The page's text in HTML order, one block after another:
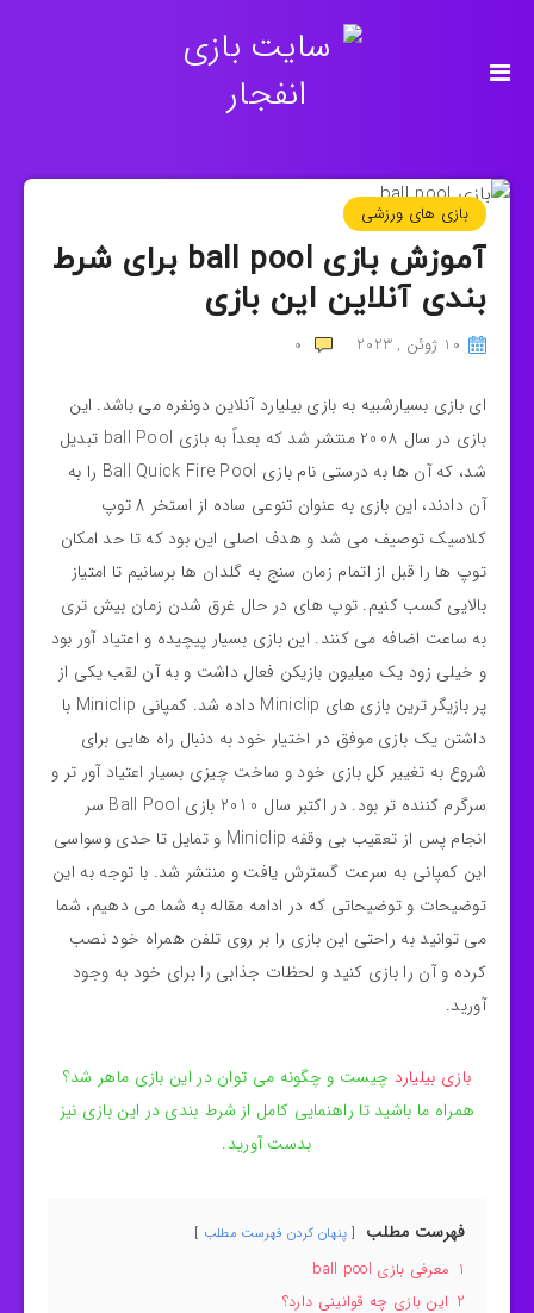
بازی های ورزشی
آموزش بازی ball pool برای شرط
بندی آنلاین این بازی
10 ژوئن , 2023 0
ای بازی بسیارشبیه به بازی بیلیارد آنلاین دونفره می باشد. این
بازی در سال 2008 منتشر شد که بعداً به بازی ball Pool تبدیل
شد، که آن ها به درستی نام بازی Ball Quick Fire Pool را به
آن دادند، این بازی به‌ عنوان تنوعی ساده از استخر 8 توپ
کلاسیک توصیف می شد و هدف اصلی این بود که تا حد امکان
توپ‌ ها را قبل از اتمام زمان‌ سنج به گلدان ها برسانیم تا امتیاز
بالایی کسب کنیم. توپ های در حال غرق شدن زمان بیش تری
به ساعت اضافه می کنند. این بازی بسیار پیچیده و اعتیاد آور بود
و خیلی زود یک میلیون بازیکن فعال داشت و به آن لقب یکی از
پر بازیگر ترین بازی‌ های Miniclip داده شد. کمپانی Miniclip با
داشتن یک بازی موفق در اختیار خود به دنبال راه‌ هایی برای
شروع به تغییر کل بازی خود و ساخت چیزی بسیار اعتیاد آور تر و
سرگرم‌ کننده‌ تر بود. در اکتبر سال 2010 بازی Ball Pool سر
انجام پس از تعقیب بی وقفه Miniclip و تمایل تا حدی وسواسی
این کمپانی به سرعت گسترش یافت و منتشر شد. با توجه به این
توضیحات و توضیحاتی که در ادامه مقاله به شما می دهیم، شما
می توانید به راحتی این بازی را بر روی تلفن همراه خود نصب
کرده و آن را بازی کنید و لحظات جذابی را برای خود به وجود
آورید.
بازی بیلیارد چیست و چگونه می توان در این بازی ماهر شد؟
همراه ما باشید تا راهنمایی کامل از شرط بندی در این بازی نیز
بدست آورید.
فهرست مطلب پنهان کردن فهرست مطلب
1 معرفی بازی ball pool
2 این بازی چه قوانینی دارد؟